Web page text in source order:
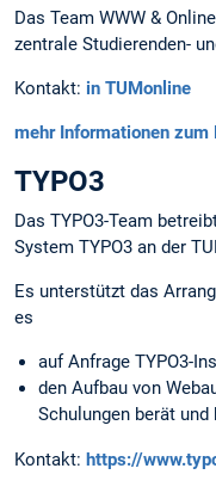
Das Team WWW &
zentrale Studierenden-
Kontakt: in TUMonline
mehr Informationen zum
TYPO3
Das TYPO3-Team
System TYPO3 an der
Es unterstützt das
es
auf Anfrage TYPO3-
den Aufbau von
Schulungen berät und
Kontakt: https://